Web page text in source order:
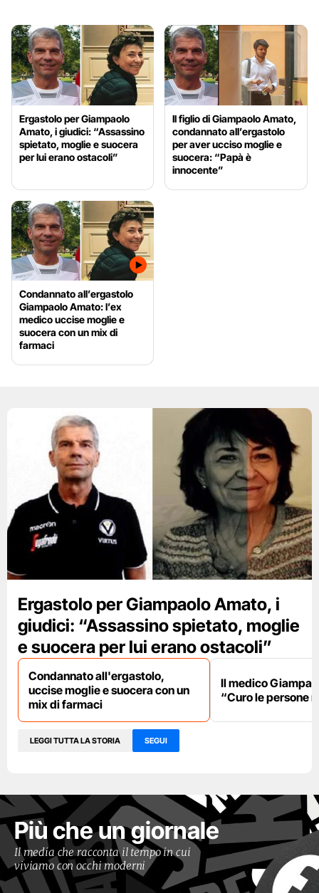
Ergastolo per Giampaolo
Amato, i giudici: “Assassino
spietato, moglie e suocera
per lui erano ostacoli”
Il figlio di Giampaolo Amato,
condannato all’ergastolo
per aver ucciso moglie e
suocera: “Papà è
innocente”
Condannato all’ergastolo
Giampaolo Amato: l’ex
medico uccise moglie e
suocera con un mix di
farmaci
Ergastolo per Giampaolo Amato, i
giudici: “Assassino spietato, moglie
e suocera per lui erano ostacoli”
Condannato all'ergastolo,
uccise moglie e suocera con un
mix di farmaci
Il medico
“Curo le persone
LEGGI TUTTA LA STORIA SEGUI
Più che un giornale
Il media che racconta il tempo in cui
viviamo con occhi moderni